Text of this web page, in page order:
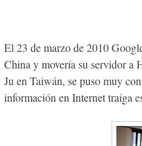
El 23 de marzo de 2010
China y movería su servidor a
Ju en Taiwán, se puso muy
información en Internet traiga